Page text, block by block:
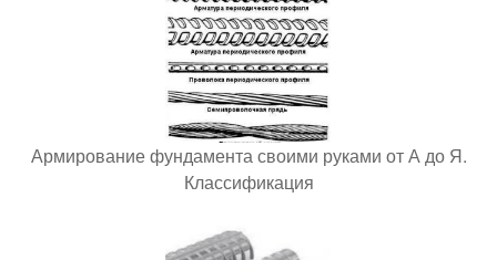
Армирование фундамента своими руками от А до Я.
Классификация